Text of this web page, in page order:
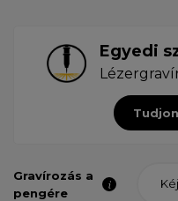
Egyedi
Gravírozás a
pengére